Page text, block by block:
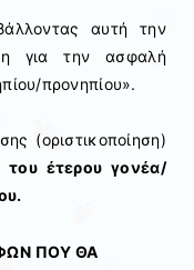
αυτή την
για την ασφαλή
προνηπίου».
(οριστικοποίηση)
του έτερου γονέα/
ΠΟΥ ΘΑ